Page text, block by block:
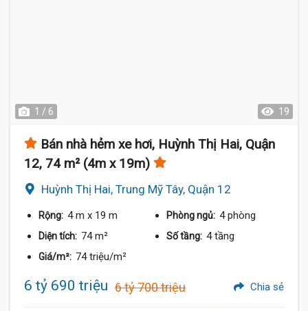
1 / 6 19
Bán nhà hẻm xe hơi, Huỳnh Thị Hai, Quận
12, 74 m² (4m x 19m)
Huỳnh Thị Hai, Trung Mỹ Tây, Quận 12
Rộng: 4 m x 19 m Phòng ngủ: 4 phòng
Diện tích: 74 m² Số tầng: 4 tầng
Giá/m²: 74 triệu/m²
6 tỷ 690 triệu 6 tỷ 700 triệu Chia sẻ